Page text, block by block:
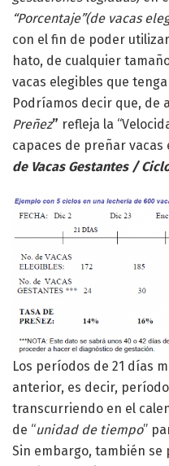
“Porcentaje”(de vacas
con el fin de poder
hato, de cualquier
vacas elegibles que
Podríamos decir que, de
Preñez” refleja la
capaces de preñar
de Vacas Gestantes /
Los períodos de 21 días
anterior, es decir,
transcurriendo en el
de “unidad de tiempo”
Sin embargo, también